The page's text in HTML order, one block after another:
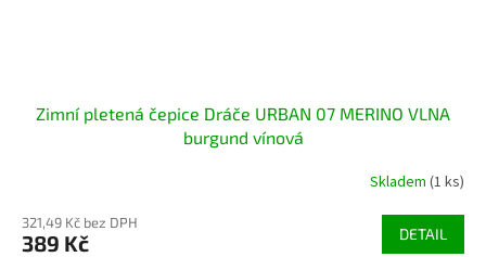
Zimní pletená čepice Dráče URBAN 07 MERINO VLNA
burgund vínová
Skladem (1 ks)
321,49 Kč bez DPH
389 Kč DETAIL